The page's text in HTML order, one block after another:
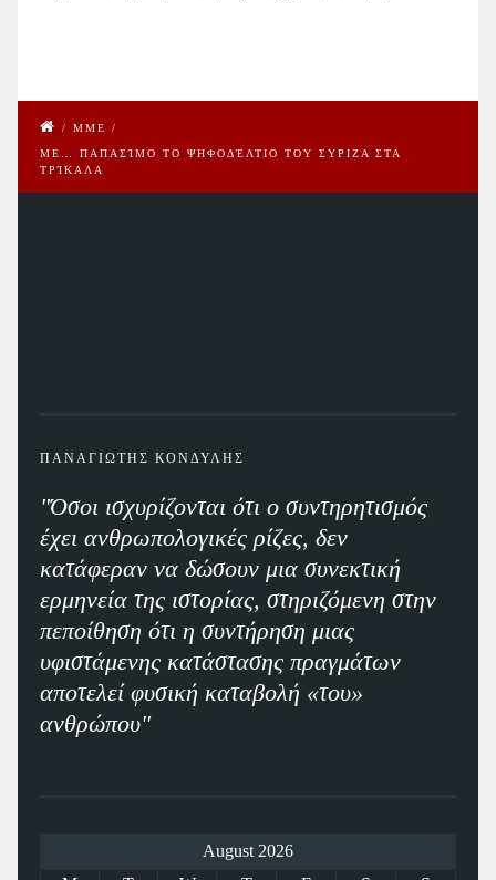
/ ΜΜΕ /
ΜΕ… ΠΑΠΑΣΊΜΟ ΤΟ ΨΗΦΟΔΈΛΤΙΟ ΤΟΥ ΣΥΡΙΖΑ ΣΤΑ
ΤΡΊΚΑΛΑ
ΠΑΝΑΓΙΩΤΗΣ ΚΟΝΔΥΛΗΣ
"Όσοι ισχυρίζονται ότι ο συντηρητισμός
έχει ανθρωπολογικές ρίζες, δεν
κατάφεραν να δώσουν μια συνεκτική
ερμηνεία της ιστορίας, στηριζόμενη στην
πεποίθηση ότι η συντήρηση μιας
υφιστάμενης κατάστασης πραγμάτων
αποτελεί φυσική καταβολή «του»
ανθρώπου"
August 2026